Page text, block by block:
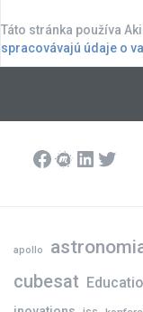
Táto stránka používa
spracovávajú údaje o
Facebook
Meetup
LinkedIn
apollo
cubesat